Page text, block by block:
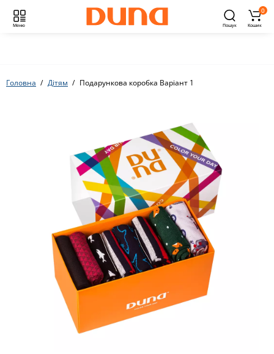
Меню Пошук
0
Кошик
Головна Дітям Подарункова коробка Варіант 1